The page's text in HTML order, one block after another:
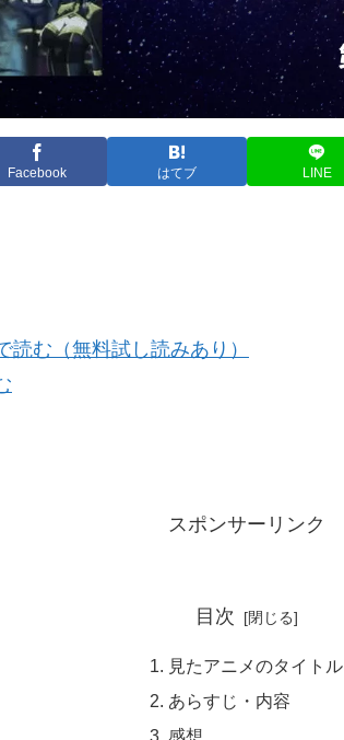
Facebook はてブ LINE
む（無料試し読みあり）
スポンサーリンク
目次
見たアニメのタイトル
あらすじ・内容
感想